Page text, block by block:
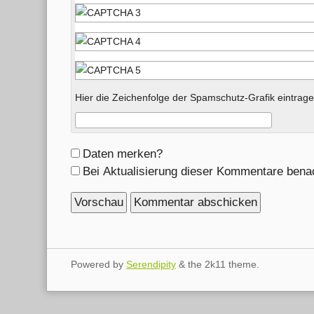
Hier die Zeichenfolge der Spamschutz-Grafik
Formular-
Optionen
Daten merken?
Bei Aktualisierung dieser Kommentare
Powered by Serendipity& the 2k11 theme.